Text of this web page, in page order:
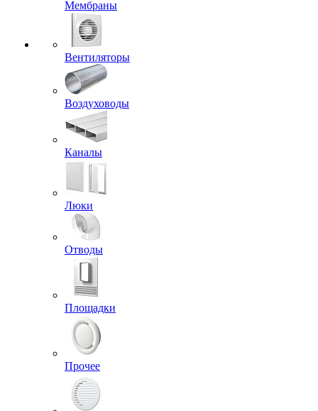
Мембраны
Вентиляторы
Воздуховоды
Каналы
Люки
Отводы
Площадки
Прочее